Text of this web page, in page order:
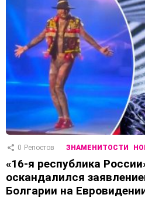
0 Репостов ЗНАМЕНИТОСТИ
«16-я республика
оскандалился
Болгарии на